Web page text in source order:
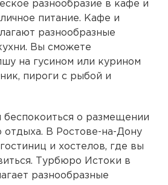
разнообразие в кафе и
питание. Кафе и
разнообразные
Вы сможете
на гусином или курином
пироги с рыбой и
беспокоиться о размещении
отдыха. В Ростове-на-Дону
и хостелов, где вы
Турбюро Истоки в
разнообразные